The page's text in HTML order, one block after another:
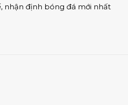
nhận định bóng đá mới nhất